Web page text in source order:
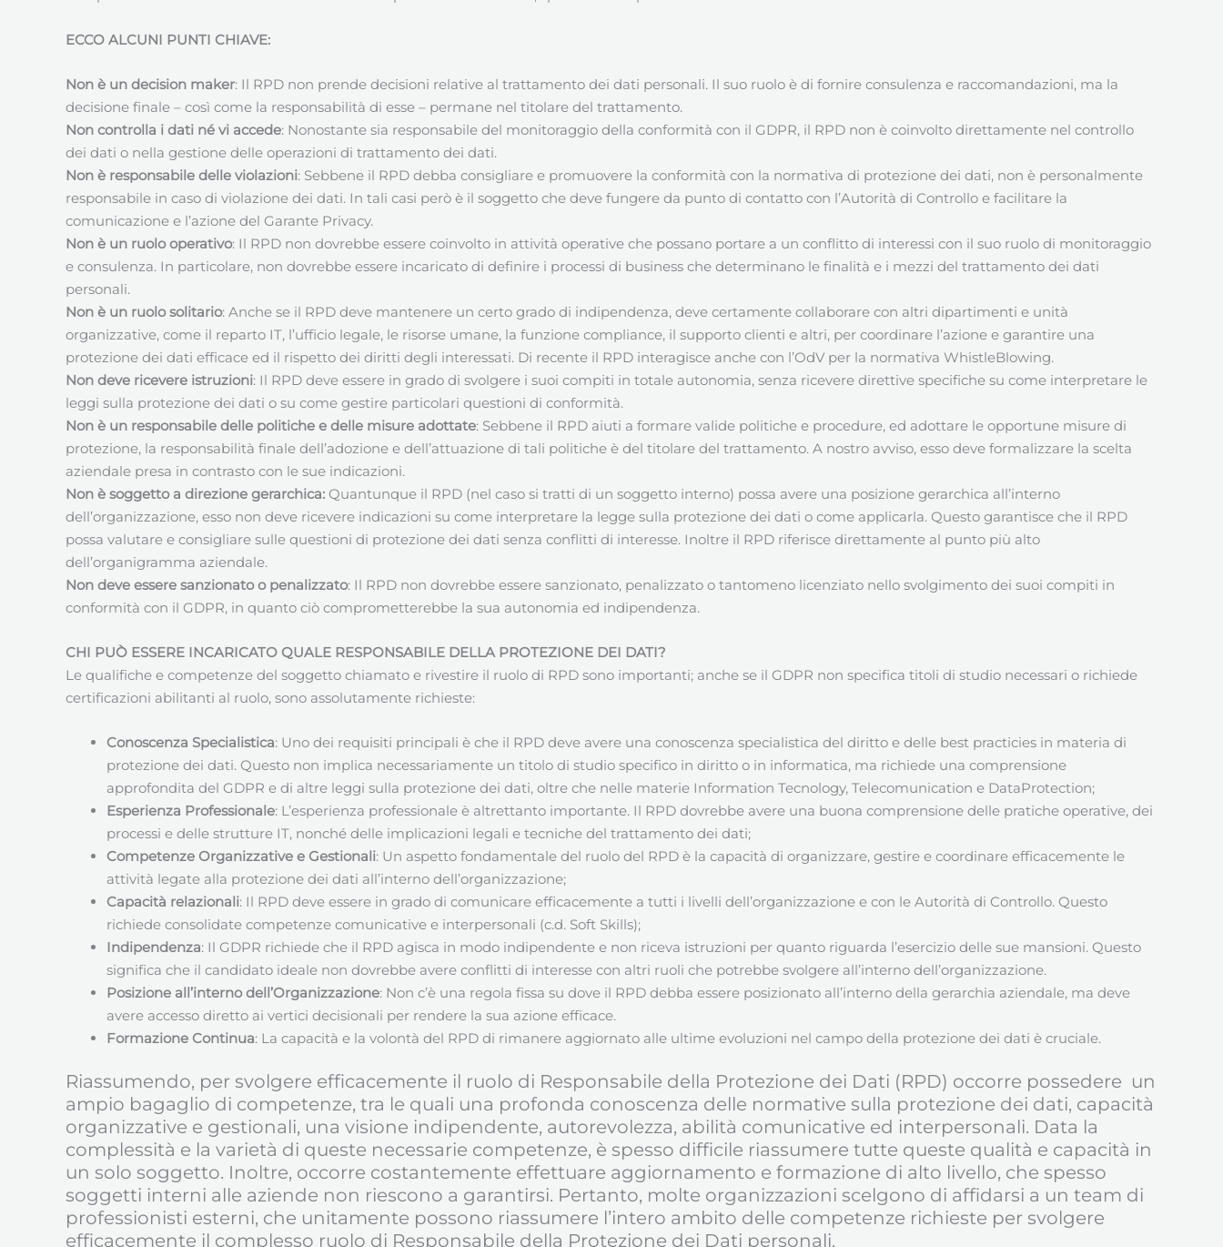
ECCO ALCUNI PUNTI CHIAVE:
Non è un decision maker: Il RPD non prende decisioni relative al trattamento dei dati personali. Il suo ruolo è di fornire consulenza e raccomandazioni, ma la
decisione finale – così come la responsabilità di esse – permane nel titolare del trattamento.
Non controlla i dati né vi accede: Nonostante sia responsabile del monitoraggio della conformità con il GDPR, il RPD non è coinvolto direttamente nel controllo
dei dati o nella gestione delle operazioni di trattamento dei dati.
Non è responsabile delle violazioni: Sebbene il RPD debba consigliare e promuovere la conformità con la normativa di protezione dei dati, non è personalmente
responsabile in caso di violazione dei dati. In tali casi però è il soggetto che deve fungere da punto di contatto con l’Autorità di Controllo e facilitare la
comunicazione e l’azione del Garante Privacy.
Non è un ruolo operativo: Il RPD non dovrebbe essere coinvolto in attività operative che possano portare a un conflitto di interessi con il suo ruolo di monitoraggio
e consulenza. In particolare, non dovrebbe essere incaricato di definire i processi di business che determinano le finalità e i mezzi del trattamento dei dati
personali.
Non è un ruolo solitario: Anche se il RPD deve mantenere un certo grado di indipendenza, deve certamente collaborare con altri dipartimenti e unità
organizzative, come il reparto IT, l’ufficio legale, le risorse umane, la funzione compliance, il supporto clienti e altri, per coordinare l’azione e garantire una
protezione dei dati efficace ed il rispetto dei diritti degli interessati. Di recente il RPD interagisce anche con l’OdV per la normativa WhistleBlowing.
Non deve ricevere istruzioni: Il RPD deve essere in grado di svolgere i suoi compiti in totale autonomia, senza ricevere direttive specifiche su come interpretare le
leggi sulla protezione dei dati o su come gestire particolari questioni di conformità.
Non è un responsabile delle politiche e delle misure adottate: Sebbene il RPD aiuti a formare valide politiche e procedure, ed adottare le opportune misure di
protezione, la responsabilità finale dell’adozione e dell’attuazione di tali politiche è del titolare del trattamento. A nostro avviso, esso deve formalizzare la scelta
aziendale presa in contrasto con le sue indicazioni.
Non è soggetto a direzione gerarchica: Quantunque il RPD (nel caso si tratti di un soggetto interno) possa avere una posizione gerarchica all’interno
dell’organizzazione, esso non deve ricevere indicazioni su come interpretare la legge sulla protezione dei dati o come applicarla. Questo garantisce che il RPD
possa valutare e consigliare sulle questioni di protezione dei dati senza conflitti di interesse. Inoltre il RPD riferisce direttamente al punto più alto
dell’organigramma aziendale.
Non deve essere sanzionato o penalizzato: Il RPD non dovrebbe essere sanzionato, penalizzato o tantomeno licenziato nello svolgimento dei suoi compiti in
conformità con il GDPR, in quanto ciò comprometterebbe la sua autonomia ed indipendenza.
CHI PUÒ ESSERE INCARICATO QUALE RESPONSABILE DELLA PROTEZIONE DEI DATI?
Le qualifiche e competenze del soggetto chiamato e rivestire il ruolo di RPD sono importanti; anche se il GDPR non specifica titoli di studio necessari o richiede
certificazioni abilitanti al ruolo, sono assolutamente richieste:
Conoscenza Specialistica: Uno dei requisiti principali è che il RPD deve avere una conoscenza specialistica del diritto e delle best practicies in materia di
protezione dei dati. Questo non implica necessariamente un titolo di studio specifico in diritto o in informatica, ma richiede una comprensione
approfondita del GDPR e di altre leggi sulla protezione dei dati, oltre che nelle materie Information Tecnology, Telecomunication e DataProtection;
Esperienza Professionale: L’esperienza professionale è altrettanto importante. Il RPD dovrebbe avere una buona comprensione delle pratiche operative, dei
processi e delle strutture IT, nonché delle implicazioni legali e tecniche del trattamento dei dati;
Competenze Organizzative e Gestionali: Un aspetto fondamentale del ruolo del RPD è la capacità di organizzare, gestire e coordinare efficacemente le
attività legate alla protezione dei dati all’interno dell’organizzazione;
Capacità relazionali: Il RPD deve essere in grado di comunicare efficacemente a tutti i livelli dell’organizzazione e con le Autorità di Controllo. Questo
richiede consolidate competenze comunicative e interpersonali (c.d. Soft Skills);
Indipendenza: Il GDPR richiede che il RPD agisca in modo indipendente e non riceva istruzioni per quanto riguarda l’esercizio delle sue mansioni. Questo
significa che il candidato ideale non dovrebbe avere conflitti di interesse con altri ruoli che potrebbe svolgere all’interno dell’organizzazione.
Posizione all’interno dell’Organizzazione: Non c’è una regola fissa su dove il RPD debba essere posizionato all’interno della gerarchia aziendale, ma deve
avere accesso diretto ai vertici decisionali per rendere la sua azione efficace.
Formazione Continua: La capacità e la volontà del RPD di rimanere aggiornato alle ultime evoluzioni nel campo della protezione dei dati è cruciale.
Riassumendo, per svolgere efficacemente il ruolo di Responsabile della Protezione dei Dati (RPD) occorre possedere un
ampio bagaglio di competenze, tra le quali una profonda conoscenza delle normative sulla protezione dei dati, capacità
organizzative e gestionali, una visione indipendente, autorevolezza, abilità comunicative ed interpersonali. Data la
complessità e la varietà di queste necessarie competenze, è spesso difficile riassumere tutte queste qualità e capacità in
un solo soggetto. Inoltre, occorre costantemente effettuare aggiornamento e formazione di alto livello, che spesso
soggetti interni alle aziende non riescono a garantirsi. Pertanto, molte organizzazioni scelgono di affidarsi a un team di
professionisti esterni, che unitamente possono riassumere l’intero ambito delle competenze richieste per svolgere
efficacemente il complesso ruolo di Responsabile della Protezione dei Dati personali.